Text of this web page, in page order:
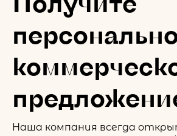
Наша компания всегда